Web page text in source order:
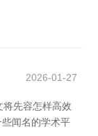
2026-01-27
先容怎样高效
闻名的学术平